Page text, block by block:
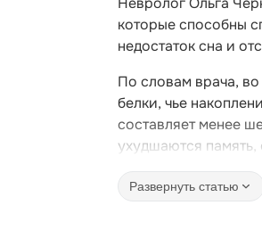
которые способны
недостаток сна и
По словам врача, во
белки, чье
составляет менее
ухудшаются
Развернуть статью